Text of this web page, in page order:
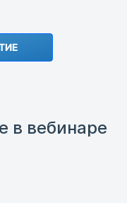
в вебинаре